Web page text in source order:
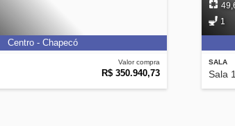
Valor compra
R$ 350.940,73
Centro - Chapecó
SALA
Sala
1